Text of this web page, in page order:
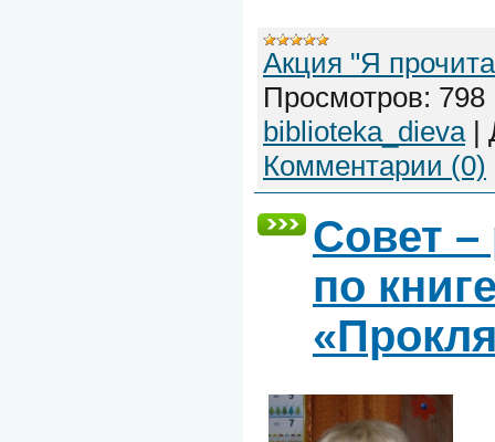
Акция "Я
Просмотров: 798
biblioteka_dieva|
Комментарии (0)
Совет –
по